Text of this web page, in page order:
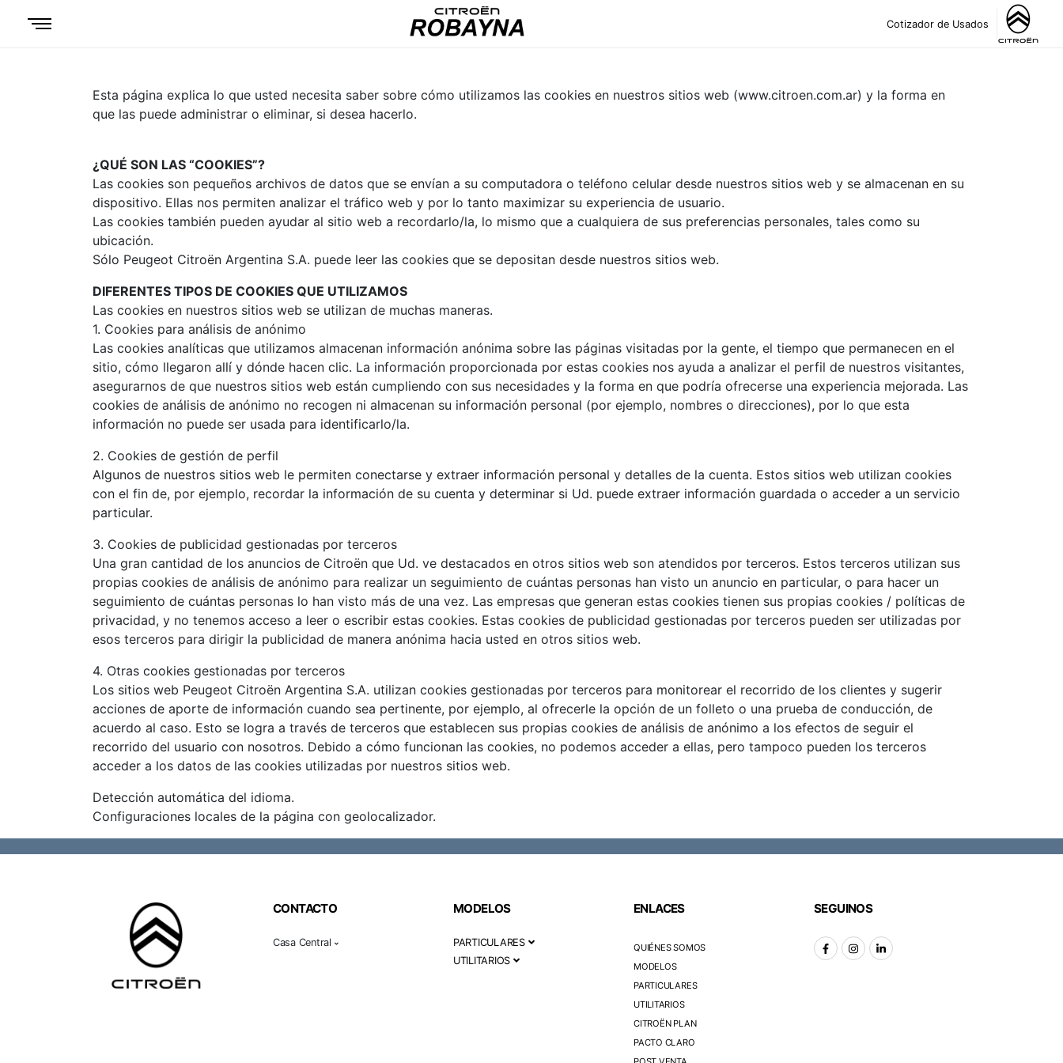
Cotizador de Usados
Esta página explica lo que usted necesita saber sobre cómo utilizamos las cookies en nuestros sitios web (www.citroen.com.ar) y la forma en
que las puede administrar o eliminar, si desea hacerlo.
¿QUÉ SON LAS “COOKIES”?
Las cookies son pequeños archivos de datos que se envían a su computadora o teléfono celular desde nuestros sitios web y se almacenan en su
dispositivo. Ellas nos permiten analizar el tráfico web y por lo tanto maximizar su experiencia de usuario.
Las cookies también pueden ayudar al sitio web a recordarlo/la, lo mismo que a cualquiera de sus preferencias personales, tales como su
ubicación.
Sólo Peugeot Citroën Argentina S.A. puede leer las cookies que se depositan desde nuestros sitios web.
DIFERENTES TIPOS DE COOKIES QUE UTILIZAMOS
Las cookies en nuestros sitios web se utilizan de muchas maneras.
1. Cookies para análisis de anónimo
Las cookies analíticas que utilizamos almacenan información anónima sobre las páginas visitadas por la gente, el tiempo que permanecen en el
sitio, cómo llegaron allí y dónde hacen clic. La información proporcionada por estas cookies nos ayuda a analizar el perfil de nuestros visitantes,
asegurarnos de que nuestros sitios web están cumpliendo con sus necesidades y la forma en que podría ofrecerse una experiencia mejorada. Las
cookies de análisis de anónimo no recogen ni almacenan su información personal (por ejemplo, nombres o direcciones), por lo que esta
información no puede ser usada para identificarlo/la.
2. Cookies de gestión de perfil
Algunos de nuestros sitios web le permiten conectarse y extraer información personal y detalles de la cuenta. Estos sitios web utilizan cookies
con el fin de, por ejemplo, recordar la información de su cuenta y determinar si Ud. puede extraer información guardada o acceder a un servicio
particular.
3. Cookies de publicidad gestionadas por terceros
Una gran cantidad de los anuncios de Citroën que Ud. ve destacados en otros sitios web son atendidos por terceros. Estos terceros utilizan sus
propias cookies de análisis de anónimo para realizar un seguimiento de cuántas personas han visto un anuncio en particular, o para hacer un
seguimiento de cuántas personas lo han visto más de una vez. Las empresas que generan estas cookies tienen sus propias cookies / políticas de
privacidad, y no tenemos acceso a leer o escribir estas cookies. Estas cookies de publicidad gestionadas por terceros pueden ser utilizadas por
esos terceros para dirigir la publicidad de manera anónima hacia usted en otros sitios web.
4. Otras cookies gestionadas por terceros
Los sitios web Peugeot Citroën Argentina S.A. utilizan cookies gestionadas por terceros para monitorear el recorrido de los clientes y sugerir
acciones de aporte de información cuando sea pertinente, por ejemplo, al ofrecerle la opción de un folleto o una prueba de conducción, de
acuerdo al caso. Esto se logra a través de terceros que establecen sus propias cookies de análisis de anónimo a los efectos de seguir el
recorrido del usuario con nosotros. Debido a cómo funcionan las cookies, no podemos acceder a ellas, pero tampoco pueden los terceros
acceder a los datos de las cookies utilizadas por nuestros sitios web.
Detección automática del idioma.
Configuraciones locales de la página con geolocalizador.
CONTACTO
Casa Central
MODELOS
PARTICULARES
UTILITARIOS
ENLACES
QUIÉNES SOMOS
MODELOS
PARTICULARES
UTILITARIOS
CITROËN PLAN
PACTO CLARO
SEGUINOS